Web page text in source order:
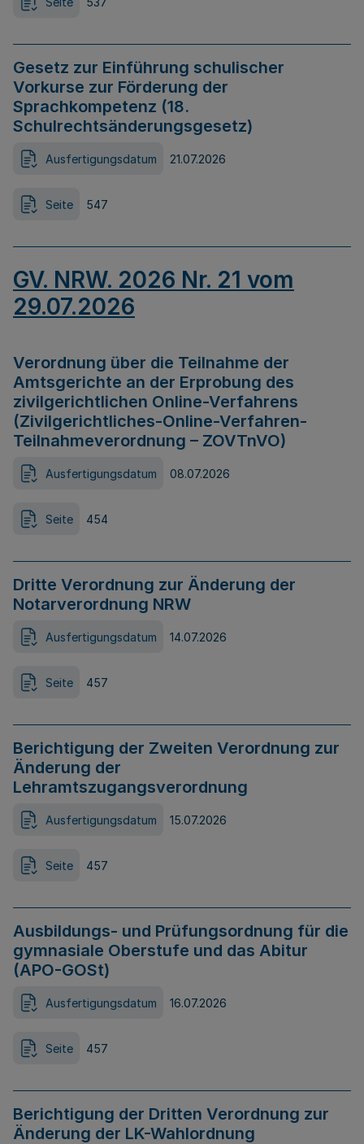
Gesetz zur Einführung schulischer
Vorkurse zur Förderung der
Sprachkompetenz (18.
Schulrechtsänderungsgesetz)
Ausfertigungsdatum 21.07.2026
Seite 547
GV. NRW. 2026 Nr. 21 vom
29.07.2026
Verordnung über die Teilnahme der
Amtsgerichte an der Erprobung des
zivilgerichtlichen Online-Verfahrens
(Zivilgerichtliches-Online-Verfahren-
Teilnahmeverordnung – ZOVTnVO)
Ausfertigungsdatum 08.07.2026
Seite 454
Dritte Verordnung zur Änderung der
Notarverordnung NRW
Ausfertigungsdatum 14.07.2026
Seite 457
Berichtigung der Zweiten Verordnung zur
Änderung der
Lehramtszugangsverordnung
Ausfertigungsdatum 15.07.2026
Seite 457
Ausbildungs- und Prüfungsordnung für die
gymnasiale Oberstufe und das Abitur
(APO-GOSt)
Ausfertigungsdatum 16.07.2026
Seite 457
Berichtigung der Dritten Verordnung zur
Änderung der LK-Wahlordnung